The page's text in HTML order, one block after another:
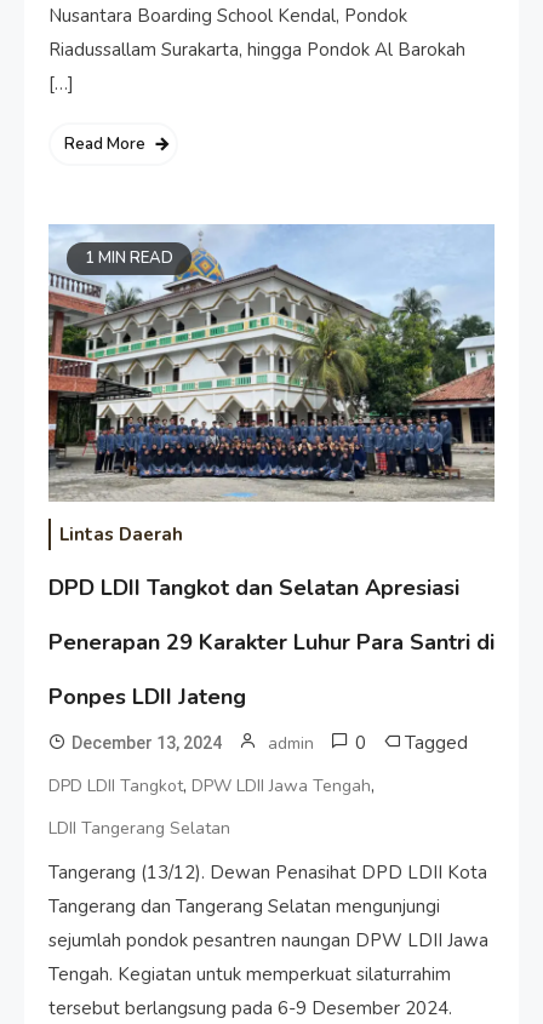
Nusantara Boarding School Kendal, Pondok
Riadussallam Surakarta, hingga Pondok Al Barokah
[…]
Read More
1 MIN READ
Lintas Daerah
DPD LDII Tangkot dan Selatan Apresiasi
Penerapan 29 Karakter Luhur Para Santri di
Ponpes LDII Jateng
December 13, 2024 admin 0 Tagged
DPD LDII Tangkot, DPW LDII Jawa Tengah,
LDII Tangerang Selatan
Tangerang (13/12). Dewan Penasihat DPD LDII Kota
Tangerang dan Tangerang Selatan mengunjungi
sejumlah pondok pesantren naungan DPW LDII Jawa
Tengah. Kegiatan untuk memperkuat silaturrahim
tersebut berlangsung pada 6-9 Desember 2024.